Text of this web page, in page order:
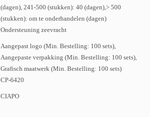
(dagen), 241-500 (stukken): 40 (dagen),> 500
(stukken): om te onderhandelen (dagen)
Ondersteuning zeevracht
Aangepast logo (Min. Bestelling: 100 sets),
Aangepaste verpakking (Min. Bestelling: 100 sets),
Grafisch maatwerk (Min. Bestelling: 100 sets)
CP-6420
CIAPO